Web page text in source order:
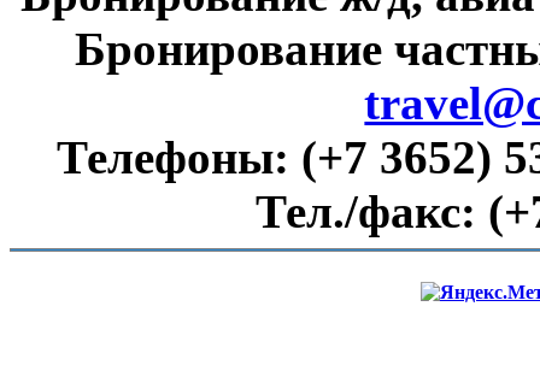
Бронирование
Телефоны: (+7 3652)
Тел./факс: